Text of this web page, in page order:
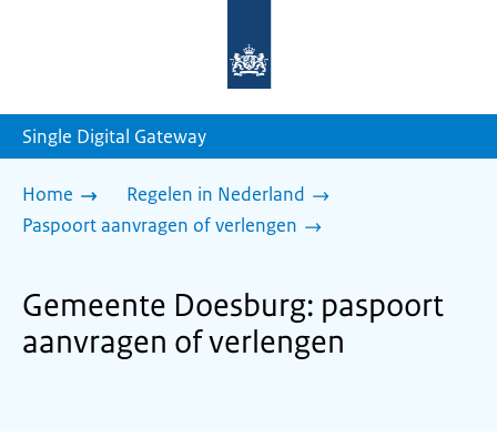
homepage
Single Digital Gateway
Home
Regelen in Nederland
Paspoort aanvragen of verlengen
Gemeente Doesburg: paspoort
aanvragen of verlengen